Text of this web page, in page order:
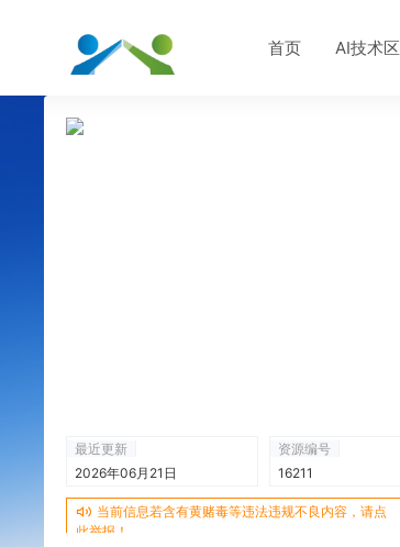
首页 AI技术区
最近更新
2026年06月21日
资源编号
16211
当前信息若含有黄赌毒等违法违规不良内容，请点
此举报！